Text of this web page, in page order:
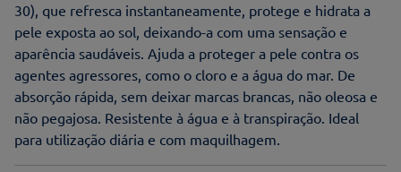
30), que refresca instantaneamente, protege e hidrata a
pele exposta ao sol, deixando-a com uma sensação e
aparência saudáveis. Ajuda a proteger a pele contra os
agentes agressores, como o cloro e a água do mar. De
absorção rápida, sem deixar marcas brancas, não oleosa e
não pegajosa. Resistente à água e à transpiração. Ideal
para utilização diária e com maquilhagem.